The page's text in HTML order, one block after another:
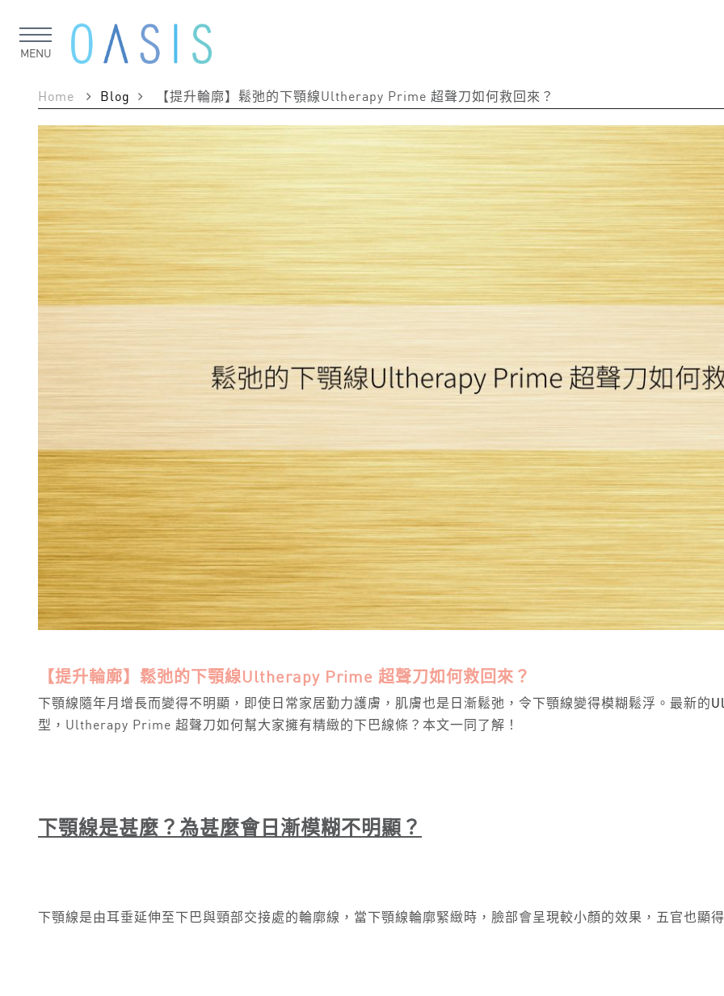
MENU
Home Blog 【提升輪廓】鬆弛的下顎線Ultherapy Prime 超聲刀如何救回來？
【提升輪廓】鬆弛的下顎線Ultherapy Prime 超聲刀如何救回來？
下顎線隨年月增長而變得不明顯，即使日常家居勤力護膚，肌膚也是日漸鬆弛，令下顎線變得模糊鬆浮。最新的
型，Ultherapy Prime 超聲刀如何幫大家擁有精緻的下巴線條？本文一同了解！
下顎線是甚麼？為甚麼會日漸模糊不明顯？
下顎線是由耳垂延伸至下巴與頸部交接處的輪廓線，當下顎線輪廓緊緻時，臉部會呈現較小顏的效果，五官也顯